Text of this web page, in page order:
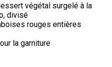
végétal surgelé à la
divisé
rouges entières
la garniture